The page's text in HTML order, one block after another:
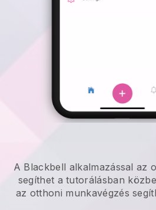
A Blackbell alkalmazássalaz
segíthet a tutorálásban
az otthoni munkavégzés